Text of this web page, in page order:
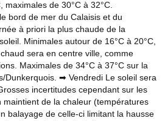
maximales de 30°C à 32°C.
bord de mer du Calaisis et du
à priori la plus chaude de la
Minimales autour de 16°C à 20°C,
sera en centre ville, comme
Maximales de 34°C à 37°C sur la
Dunkerquois. ➡ Vendredi Le soleil sera
incertitudes cependant sur les
de la chaleur (températures
balayage de celle-ci limitant la hausse